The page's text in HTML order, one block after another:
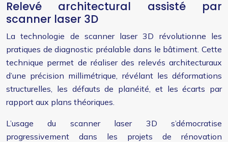
Relevé architectural assisté par
scanner laser 3D
La technologie de scanner laser 3D révolutionne les
pratiques de diagnostic préalable dans le bâtiment. Cette
technique permet de réaliser des relevés architecturaux
d’une précision millimétrique, révélant les déformations
structurelles, les défauts de planéité, et les écarts par
rapport aux plans théoriques.
L’usage du scanner laser 3D s’démocratise
progressivement dans les projets de rénovation